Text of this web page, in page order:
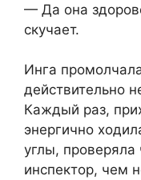
— Да она
скучает.
Инга
действительно
Каждый раз,
энергично
углы, проверяла
инспектор, чем